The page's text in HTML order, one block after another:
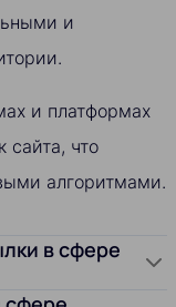
и
и платформах
сайта, что
алгоритмами.
в сфере